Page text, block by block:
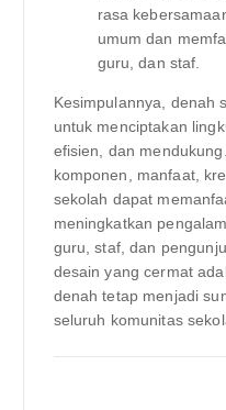
rasa
umum dan
guru, dan staf.
Kesimpulannya, denah
untuk menciptakan
efisien, dan
komponen, manfaat,
sekolah dapat
meningkatkan
guru, staf, dan
desain yang cermat
denah tetap menjadi
seluruh komunitas